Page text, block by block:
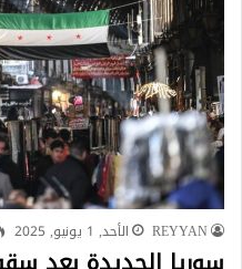
REYYAN الأحد, 1 يونيو, 2025